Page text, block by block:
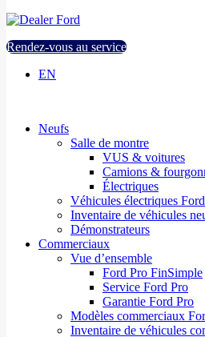
Rendez-vous au service
EN
Neufs
Salle de montre
VUS & voitures
Camions &
Électriques
Véhicules électriques Ford
Inventaire de véhicules
Démonstrateurs
Commerciaux
Vue d’ensemble
Ford Pro FinSimple
Service Ford Pro
Garantie Ford Pro
Modèles commerciaux
Inventaire de véhicules